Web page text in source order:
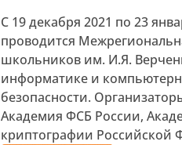
С 19 декабря 2021 по 23
проводится
школьников им. И.Я.
информатике и
безопасности.
Академия ФСБ России,
криптографии Российской